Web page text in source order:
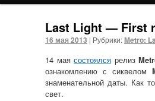
Last Light — First
16 мая 2013 | Рубрики:Metro:
14 маясостоялся релиз
ознакомлению с сиквелом
знаменательной даты. Как
свет.